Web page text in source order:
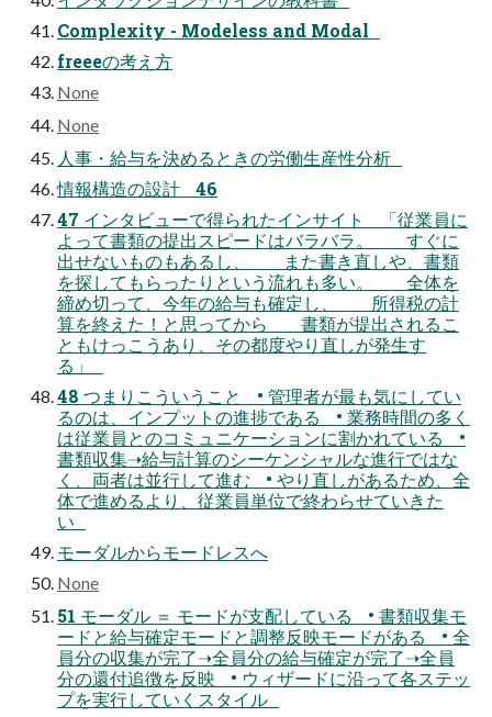
Complexity - Modeless and Modal
freeeの考え方
None
None
人事・給与を決めるときの労働生産性分析
情報構造の設計 46
47 インタビューで得られたインサイト 「従業員に
よって書類の提出スピードはバラバラ。 すぐに
出せないものもあるし、 また書き直しや、書類
を探してもらったりという流れも多い。 全体を
締め切って、今年の給与も確定し、 所得税の計
算を終えた！と思ってから 書類が提出されるこ
ともけっこうあり、その都度やり直しが発生す
る」
48 つまりこういうこと • 管理者が最も気にしてい
るのは、インプットの進捗である • 業務時間の多く
は従業員とのコミュニケーションに割かれている •
書類収集➝給与計算のシーケンシャルな進行ではな
く、両者は並行して進む • やり直しがあるため、全
体で進めるより、従業員単位で終わらせていきた
い
モーダルからモードレスへ
None
51 モーダル ＝ モードが支配している • 書類収集モ
ードと給与確定モードと調整反映モードがある • 全
員分の収集が完了➝全員分の給与確定が完了➝全員
分の還付追徴を反映 • ウィザードに沿って各ステッ
プを実行していくスタイル